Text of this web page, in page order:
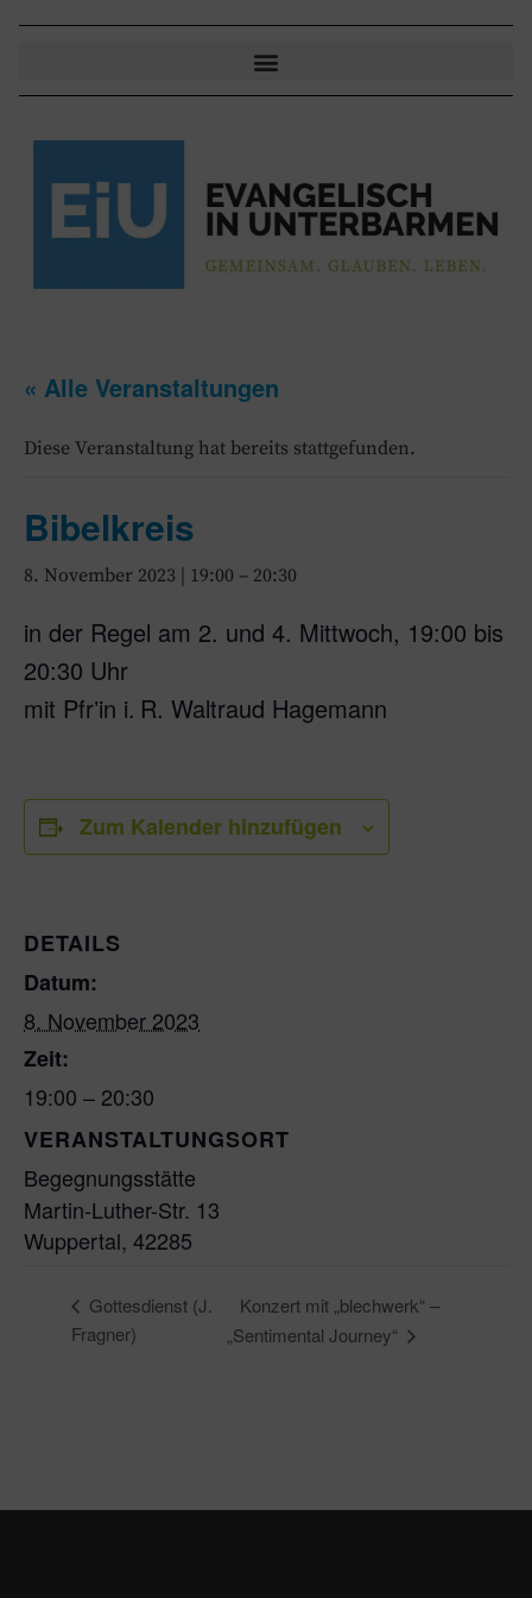
« Alle Veranstaltungen
Diese Veranstaltung hat bereits stattgefunden.
Bibelkreis
8. November 2023 | 19:00 – 20:30
in der Regel am 2. und 4. Mittwoch, 19:00 bis
20:30 Uhr
mit Pfrʼin i. R. Waltraud Hagemann
Zum Kalender hinzufügen
DETAILS
Datum:
8. November 2023
Zeit:
19:00 – 20:30
VERANSTALTUNGSORT
Begegnungsstätte
Martin-Luther-Str. 13
Wuppertal, 42285
Gottesdienst (J.
Fragner)
Konzert mit „blechwerk“ –
„Sentimental Journey“